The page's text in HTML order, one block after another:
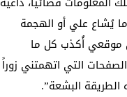
يُشاع علي أو الهجمة
موقعي أُكذب كل ما
التي اتهمتني زوراً
البشعة”.